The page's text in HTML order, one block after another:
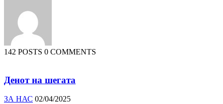
142 POSTS 0 COMMENTS
Денот на шегата
ЗА НАС 02/04/2025